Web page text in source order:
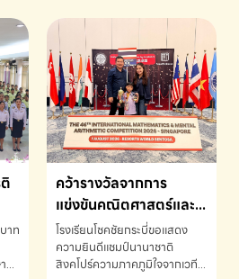
าท
คว้ารางวัลจากการ
แข่งขันคณิตศาสตร์และ
คณิตคิดเร็วนานาชาติ
ครั้งที่ 46 ประจำปี 2569
ณ ประเทศสิงคโปร์
โรงเรียนโชคชัยกระบี่ขอแสดง
ความยินดีแชมป์นานาชาติ
สิงคโปร์ความภาคภูมิใจจากเวที